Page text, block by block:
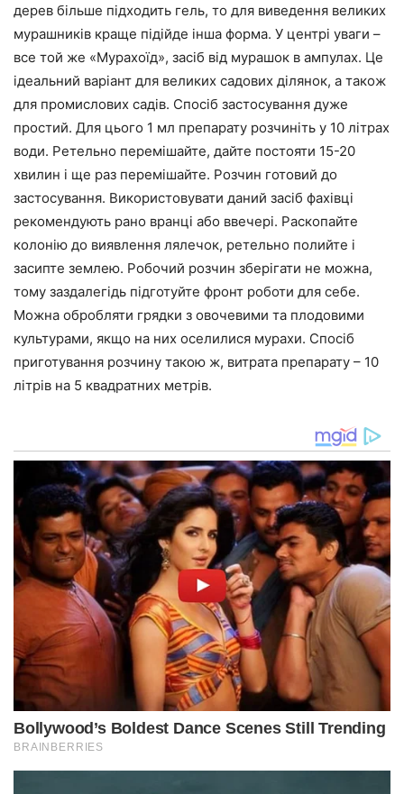
дерев більше підходить гель, то для виведення великих
мурашників краще підійде інша форма. У центрі уваги –
все той же «Мурахоїд», засіб від мурашок в ампулах. Це
ідеальний варіант для великих садових ділянок, а також
для промислових садів. Спосіб застосування дуже
простий. Для цього 1 мл препарату розчиніть у 10 літрах
води. Ретельно перемішайте, дайте постояти 15-20
хвилин і ще раз перемішайте. Розчин готовий до
застосування. Використовувати даний засіб фахівці
рекомендують рано вранці або ввечері. Раскопайте
колонію до виявлення лялечок, ретельно полийте і
засипте землею. Робочий розчин зберігати не можна,
тому заздалегідь підготуйте фронт роботи для себе.
Можна обробляти грядки з овочевими та плодовими
культурами, якщо на них оселилися мурахи. Спосіб
приготування розчину такою ж, витрата препарату – 10
літрів на 5 квадратних метрів.